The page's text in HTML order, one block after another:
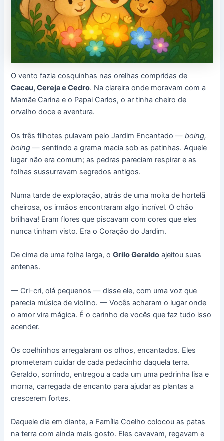
O vento fazia cosquinhas nas orelhas compridas de
Cacau, Cereja e Cedro. Na clareira onde moravam com a
Mamãe Carina e o Papai Carlos, o ar tinha cheiro de
orvalho doce e aventura.
Os três filhotes pulavam pelo Jardim Encantado —boing,
boing — sentindo a grama macia sob as patinhas. Aquele
lugar não era comum; as pedras pareciam respirar e as
folhas sussurravam segredos antigos.
Numa tarde de exploração, atrás de uma moita de hortelã
cheirosa, os irmãos encontraram algo incrível. O chão
brilhava! Eram flores que piscavam com cores que eles
nunca tinham visto. Era o Coração do Jardim.
De cima de uma folha larga, oGrilo Geraldo ajeitou suas
antenas.
— Cri-cri, olá pequenos — disse ele, com uma voz que
parecia música de violino. — Vocês acharam o lugar onde
o amor vira mágica. É o carinho de vocês que faz tudo isso
acender.
Os coelhinhos arregalaram os olhos, encantados. Eles
prometeram cuidar de cada pedacinho daquela terra.
Geraldo, sorrindo, entregou a cada um uma pedrinha lisa e
morna, carregada de encanto para ajudar as plantas a
crescerem fortes.
Daquele dia em diante, a Família Coelho colocou as patas
na terra com ainda mais gosto. Eles cavavam, regavam e